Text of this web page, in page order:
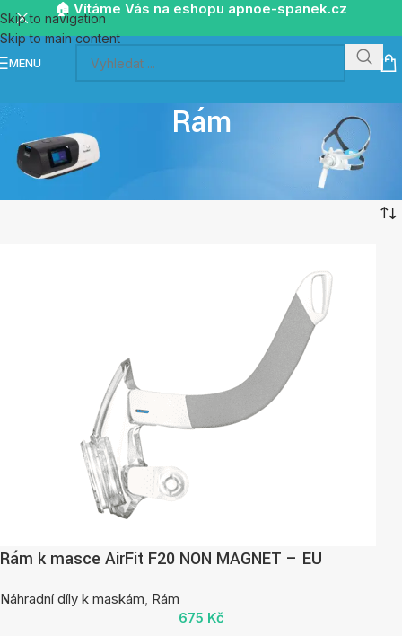
Skip to navigation
Skip to main content
🏠 Vítáme Vás na eshopu apnoe-spanek.cz
MENU
Rám
Domů/Náhradní díly k maskám
Zobrazeno 1. – 24. z 25 výsledků
Rám k masce AirFit F20 NON MAGNET – EU
Náhradní díly k maskám, Rám
675 Kč